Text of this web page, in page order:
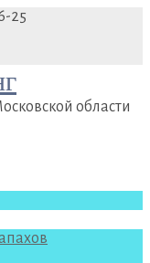
25
области